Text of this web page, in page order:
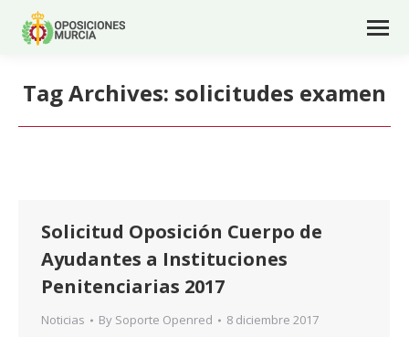
Tag Archives: solicitudes examen
Solicitud Oposición Cuerpo de
Ayudantes a Instituciones
Penitenciarias 2017
Noticias By Soporte Openred 8 diciembre 2017